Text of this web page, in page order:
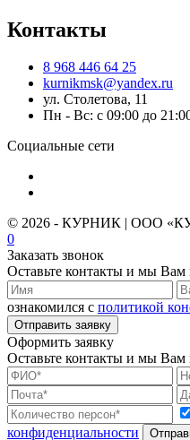
Контакты
8 968 446 64 25
kurnikmsk@yandex.ru
ул. Столетова, 11
Пн - Вс: с 09:00 до
Социальные сети
© 2026 - КУРНИК | ООО
0
Заказать звонок
Оставьте контакты и мы Вам
ознакомился с политикой
Отправить заявку
Оформить заявку
Оставьте контакты и мы Вам
конфиденциальности